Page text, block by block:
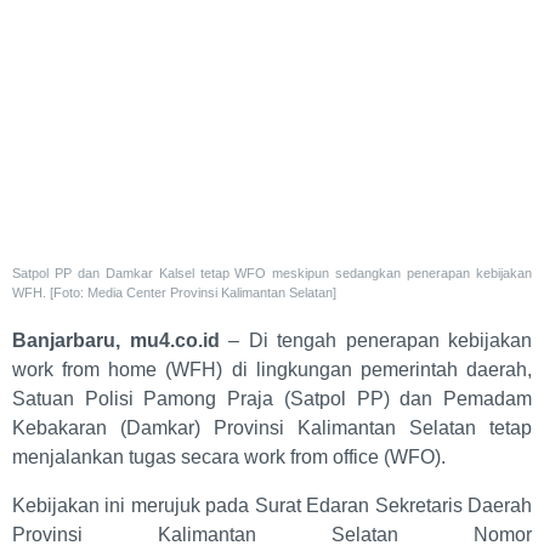
Satpol PP dan Damkar Kalsel tetap WFO meskipun sedangkan penerapan kebijakan
WFH. [Foto: Media Center Provinsi Kalimantan Selatan]
Banjarbaru, mu4.co.id – Di tengah penerapan kebijakan
work from home (WFH) di lingkungan pemerintah daerah,
Satuan Polisi Pamong Praja (Satpol PP) dan Pemadam
Kebakaran (Damkar) Provinsi Kalimantan Selatan tetap
menjalankan tugas secara work from office (WFO).
Kebijakan ini merujuk pada Surat Edaran Sekretaris Daerah
Provinsi Kalimantan Selatan Nomor